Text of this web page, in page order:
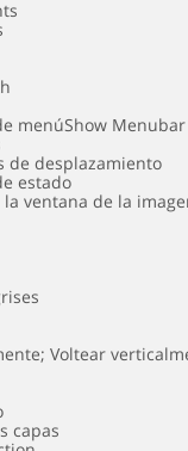
menúShow Menubar
de desplazamiento
estado
la ventana de la
Voltear
capas